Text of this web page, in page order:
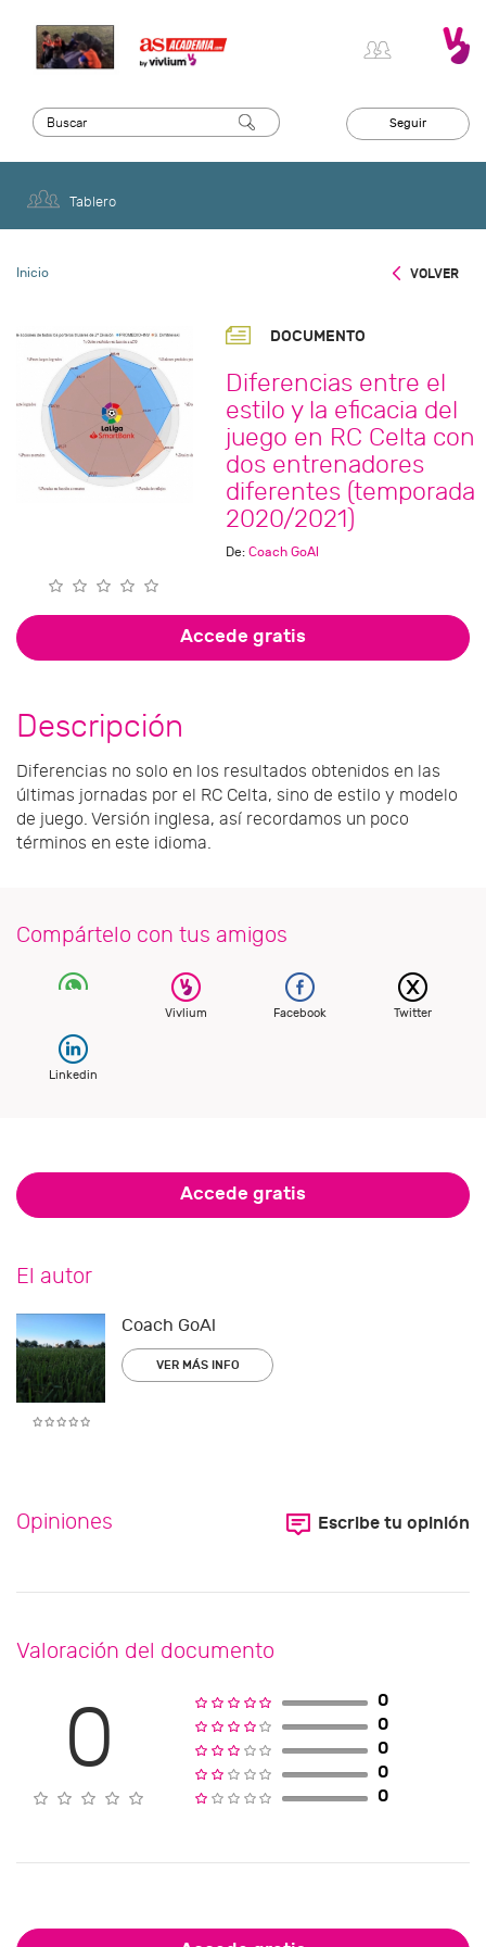
Seguir
Tablero
Inicio VOLVER
DOCUMENTO
Diferencias entre el
estilo y la eficacia del
juego en RC Celta con
dos entrenadores
diferentes (temporada
2020/2021)
De: Coach GoAl
Accede gratis
Descripción
Diferencias no solo en los resultados obtenidos en las
últimas jornadas por el RC Celta, sino de estilo y modelo
de juego. Versión inglesa, así recordamos un poco
términos en este idioma.
Compártelo con tus amigos
Vivlium Facebook Twitter
Linkedin
Accede gratis
El autor
Coach GoAl
VER MÁS INFO
Opiniones Escribe tu opinión
Valoración del documento
0
0
0
0
0
0